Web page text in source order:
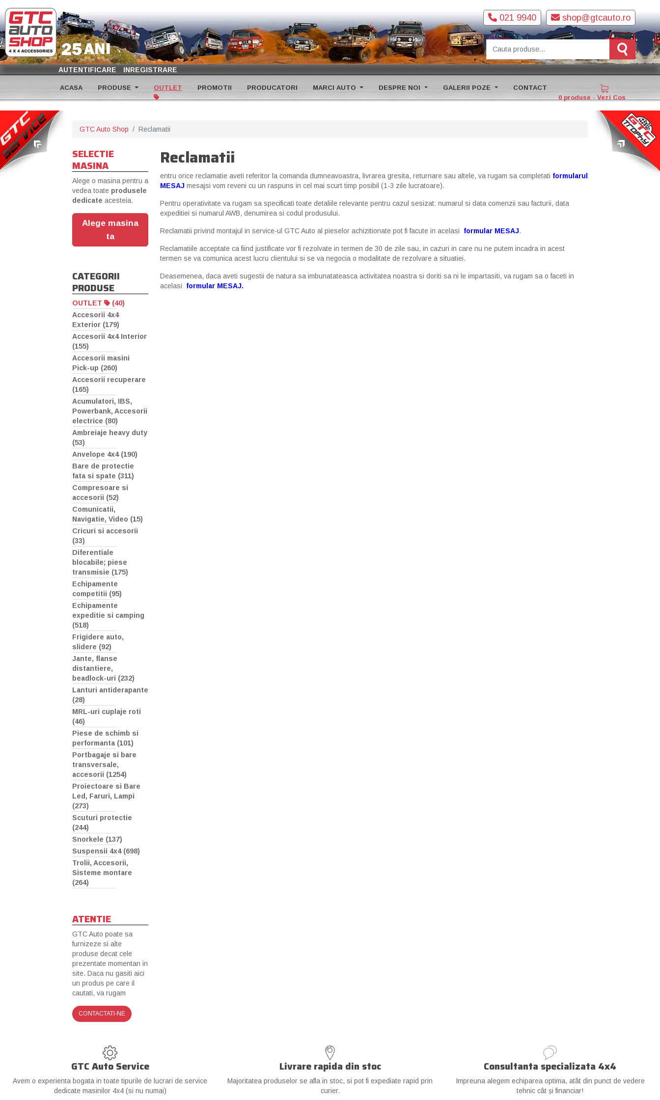
shop@gtcauto.ro
021 9940
AUTENTIFICARE INREGISTRARE
ACASA PRODUSE OUTLET PROMOTII PRODUCATORI MARCI AUTO DESPRE NOI GALERII POZE
CONTACT
0 produse - Vezi Cos
GTC Auto Shop Reclamatii
Reclamatii
entru orice reclamatie aveti referitor la comanda dumneavoastra, livrarea gresita, returnare sau altele, va rugam sa completati formularul
MESAJ mesajsi vom reveni cu un raspuns in cel mai scurt timp posibil (1-3 zile lucratoare).
Pentru operativitate va rugam sa specificati toate detaliile relevante pentru cazul sesizat: numarul si data comenzii sau facturii, data
expeditiei si numarul AWB, denumirea si codul produsului.
Reclamatii privind montajul in service-ul GTC Auto al pieselor achizitionate pot fi facute in acelasi formular MESAJ.
Reclamatiile acceptate ca fiind justificate vor fi rezolvate in termen de 30 de zile sau, in cazuri in care nu ne putem incadra in acest
termen se va comunica acest lucru clientului si se va negocia o modalitate de rezolvare a situatiei.
Deasemenea, daca aveti sugestii de natura sa imbunatateasca activitatea noastra si doriti sa ni le impartasiti, va rugam sa o faceti in
acelasi
formular MESAJ.
SELECTIE
MASINA
Alege o masina pentru a
vedea toate produsele
dedicate acesteia.
Alege masina
ta
CATEGORII
PRODUSE
OUTLET
(40)
Accesorii 4x4
Exterior (179)
Accesorii 4x4 Interior
(155)
Accesorii masini
Pick-up (260)
Accesorii recuperare
(165)
Acumulatori, IBS,
Powerbank, Accesorii
electrice (80)
Ambreiaje heavy duty
(53)
Anvelope 4x4 (190)
Bare de protectie
fata si spate (311)
Compresoare si
accesorii (52)
Comunicatii,
Navigatie, Video (15)
Cricuri si accesorii
(33)
Diferentiale
blocabile; piese
transmisie (175)
Echipamente
competitii (95)
Echipamente
expeditie si camping
(518)
Frigidere auto,
slidere (92)
Jante, flanse
distantiere,
beadlock-uri (232)
Lanturi antiderapante
(28)
MRL-uri cuplaje roti
(46)
Piese de schimb si
performanta (101)
Portbagaje si bare
transversale,
accesorii (1254)
Proiectoare si Bare
Led, Faruri, Lampi
(273)
Scuturi protectie
(244)
Snorkele (137)
Suspensii 4x4 (698)
Trolii, Accesorii,
Sisteme montare
(264)
ATENTIE
GTC Auto poate sa
furnizeze si alte
produse decat cele
prezentate momentan in
site. Daca nu gasiti aici
un produs pe care il
cautati, va rugam
CONTACTATI-NE
GTC Auto Service
Avem o experienta bogata in toate tipurile de lucrari de service
dedicate masinilor 4x4 (si nu numai)
Livrare rapida din stoc
Majoritatea produselor se afla in stoc, si pot fi expediate rapid prin
curier.
Consultanta specializata 4x4
Impreuna alegem echiparea optima, atât din punct de vedere
tehnic cât și financiar!